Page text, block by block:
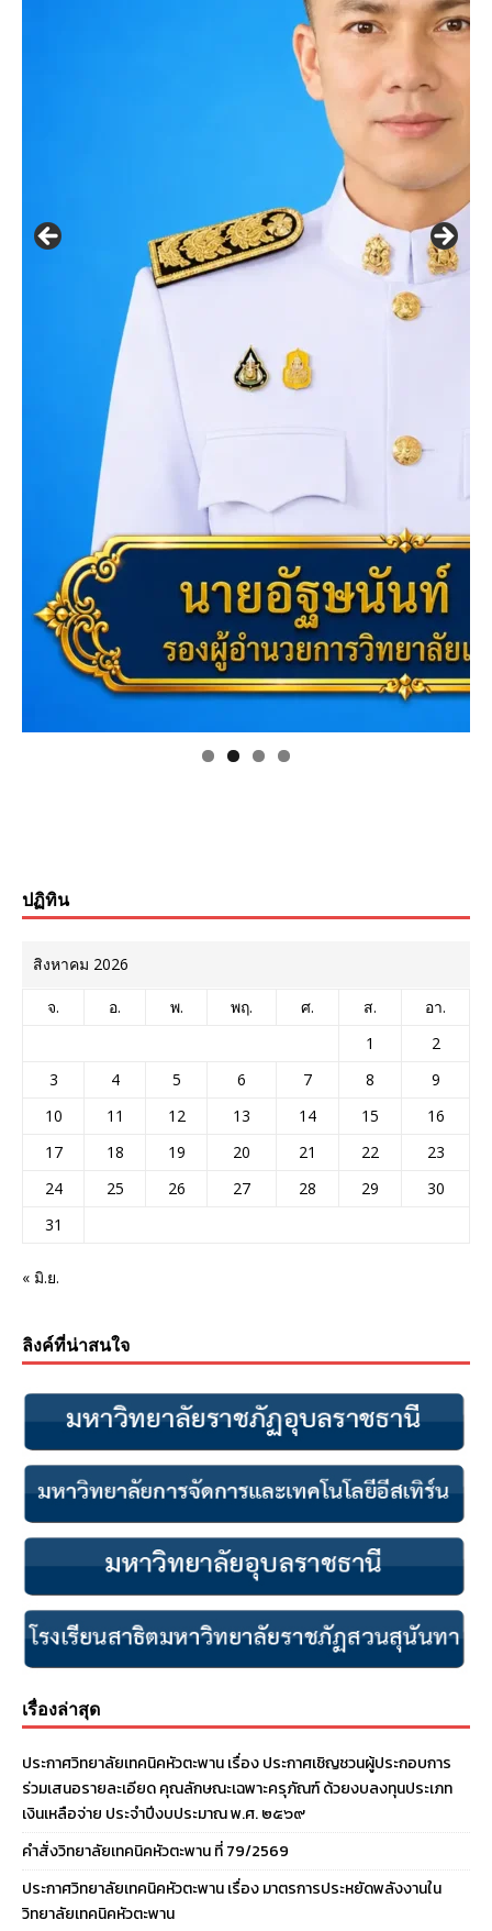
ปฏิทิน
สิงหาคม 2026
จ. อ. พ. พฤ. ศ. ส.
อา.
1
2
3
4 5 6 7 8
9
10
11 12 13 14 15
16
17
18 19 20 21 22
23
24
25 26 27 28 29
30
31
« มิ.ย.
ลิงค์ที่น่าสนใจ
เรื่องล่าสุด
ประกาศวิทยาลัยเทคนิคหัวตะพาน เรื่อง ประกาศเชิญชวนผู้ประกอบการ
ร่วมเสนอรายละเอียด คุณลักษณะเฉพาะครุภัณฑ์ ด้วยงบลงทุนประเภท
เงินเหลือจ่าย ประจําปีงบประมาณ พ.ศ. ๒๕๖๙
คำสั่งวิทยาลัยเทคนิคหัวตะพาน ที่ 79/2569
ประกาศวิทยาลัยเทคนิคหัวตะพาน เรื่อง มาตรการประหยัดพลังงานใน
วิทยาลัยเทคนิคหัวตะพาน